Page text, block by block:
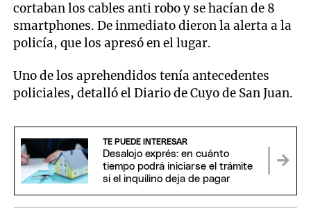
cortaban los cables anti robo y se hacían de 8
smartphones. De inmediato dieron la alerta a la
policía, que los apresó en el lugar.
Uno de los aprehendidos tenía antecedentes
policiales, detalló el Diario de Cuyo de San Juan.
TE PUEDE INTERESAR
Desalojo exprés: en cuánto
tiempo podrá iniciarse el trámite
si el inquilino deja de pagar